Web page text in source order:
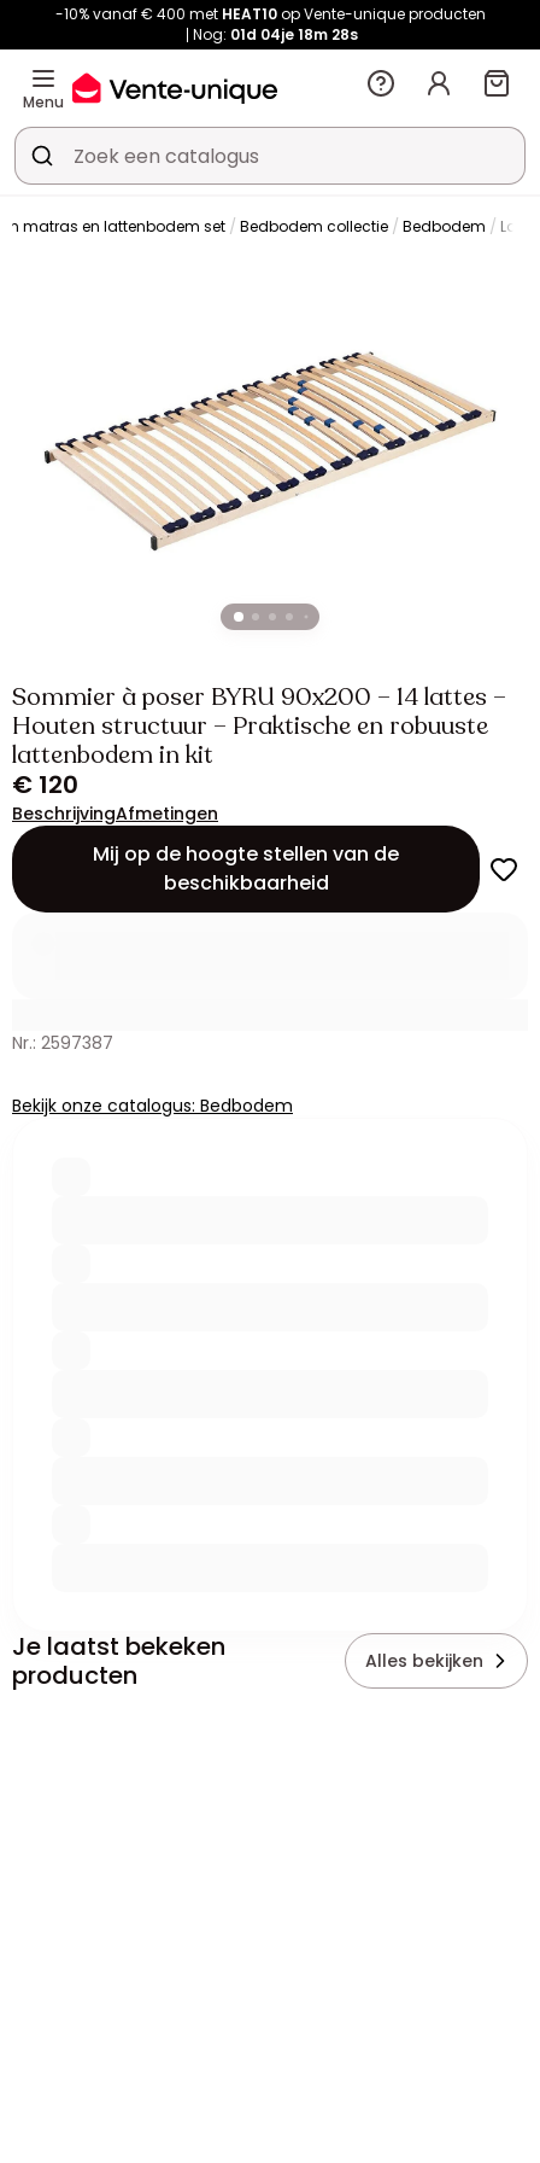
-10% vanaf € 400 met HEAT10op Vente-unique producten
Nog: 01d 04je18m 27s
Menu
matras en lattenbodem set Bedbodem collectie Bedbodem
Sommier à poser BYRU 90x200 – 14 lattes –
Houten structuur – Praktische en robuuste
lattenbodem in kit
€ 120
BeschrijvingAfmetingen
Mij op de hoogte stellen van de
beschikbaarheid
Nr.: 2597387
Bekijk onze catalogus: Bedbodem
Je laatst bekeken
producten
Alles bekijken